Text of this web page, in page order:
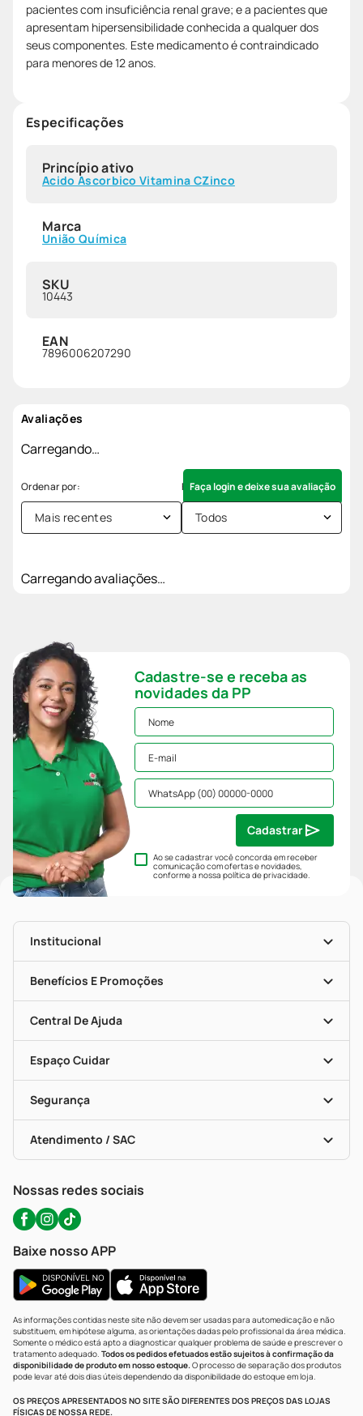
pacientes com insuficiência renal grave; e a pacientes que
apresentam hipersensibilidade conhecida a qualquer dos
seus componentes. Este medicamento é contraindicado
para menores de 12 anos.
Especificações
Princípio ativo
Acido Ascorbico Vitamina CZinco
Marca
União Química
SKU
10443
EAN
7896006207290
Avaliações
Carregando…
Faça login e deixe sua avaliação
Mais recentes Todos
Carregando avaliações…
Cadastre-se e receba as
novidades da PP
Ao se cadastrar você concorda em receber
comunicação com ofertas e novidades,
conforme a nossapolítica de privacidade.
Cadastrar
Institucional
História
Nossas Lojas
Mapa De Categorias
Blog Da PP
Seja Uma Loja Parceira
Benefícios E Promoções
Clube PP
Convênios
Programa Popular Do Brasil
Encarte De Ofertas
Dermaclub
Descontos De Laboratório (PBM)
Cupons E Ofertas
Central De Ajuda
Entrega
Recompra Programada
Compras Com Receita
Alomed (tele-Entrega)
Formas De Pagamento
Troca E Devolução
Bulas De A A Z
Políticas De Marketplace
Espaço Cuidar
Vacinas
Serviços Farmacêuticos
Testes Rápidos
Autoteste Covid-19
Segurança
Certificado De Segurança
Portal Da Privacidade
Atendimento / SAC
WhatsApp (47) 9202-1687
Nossas redes sociais
Baixe nosso APP
As informações contidas neste site não devem ser usadas para automedicação e não
substituem, em hipótese alguma, as orientações dadas pelo profissional da área médica.
Somente o médico está apto a diagnosticar qualquer problema de saúde e prescrever o
tratamento adequado. Todos os pedidos efetuados estão sujeitos à confirmação da
disponibilidade de produto em nosso estoque.O processo de separação dos produtos
pode levar até dois dias úteis dependendo da disponibilidade do estoque em loja.
OS PREÇOS APRESENTADOS NO SITE SÃO DIFERENTES DOS PREÇOS DAS LOJAS
FÍSICAS DE NOSSA REDE.